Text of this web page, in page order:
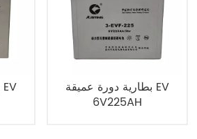
بطارية دورة عميقة EV
6V225AH